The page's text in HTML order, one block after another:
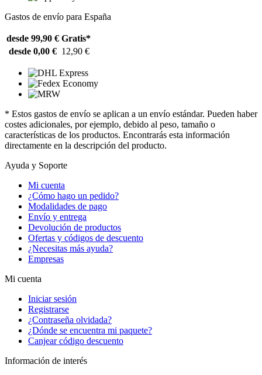
Gastos de envío para España
desde 99,90 € Gratis*
desde 0,00 € 12,90 €
* Estos gastos de envío se aplican a un envío estándar. Pueden haber
costes adicionales, por ejemplo, debido al peso, tamaño o
características de los productos. Encontrarás esta información
directamente en la descripción del producto.
Ayuda y Soporte
Mi cuenta
¿Cómo hago un pedido?
Modalidades de pago
Envío y entrega
Devolución de productos
Ofertas y códigos de descuento
¿Necesitas más ayuda?
Empresas
Mi cuenta
Iniciar sesión
Registrarse
¿Contraseña olvidada?
¿Dónde se encuentra mi paquete?
Canjear código descuento
Información de interés